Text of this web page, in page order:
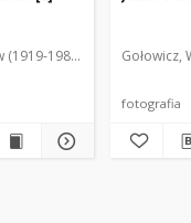
(1919-1983). Fot. Gołowicz,
fotografia